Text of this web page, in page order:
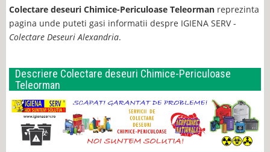
Colectare deseuri Chimice-Periculoase Teleorman reprezinta
pagina unde puteti gasi informatii despre IGIENA SERV -
Colectare Deseuri Alexandria.
Descriere Colectare deseuri Chimice-Periculoase
Teleorman